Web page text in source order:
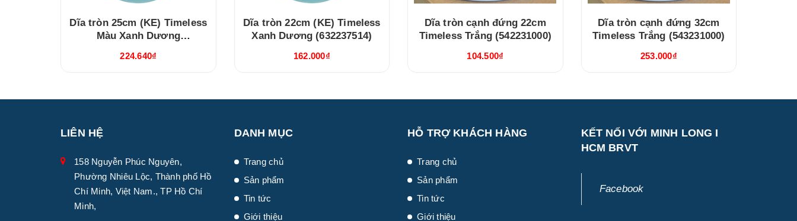
Dĩa tròn 25cm (KE) Timeless
Màu Xanh Dương
224.640₫
Dĩa tròn 22cm (KE) Timeless
Xanh Dương (632237514)
162.000₫
Dĩa tròn cạnh đứng 22cm
Timeless Trắng (542231000)
104.500₫
Dĩa tròn cạnh đứng 32cm
Timeless Trắng (543231000)
253.000₫
LIÊN HỆ
158 Nguyễn Phúc Nguyên,
Phường Nhiêu Lộc, Thành phố Hồ
Chí Minh, Việt Nam., TP Hồ Chí
Minh,
DANH MỤC
Trang chủ
Sản phẩm
Tin tức
Giới thiệu
HỖ TRỢ KHÁCH HÀNG
Trang chủ
Sản phẩm
Tin tức
Giới thiệu
KẾT NỐI VỚI MINH LONG I
HCM BRVT
Facebook